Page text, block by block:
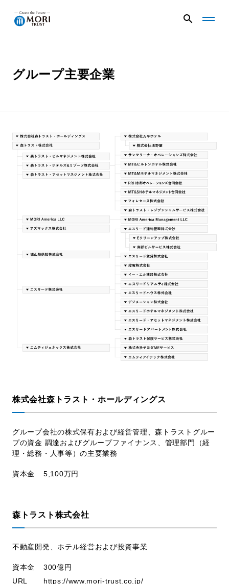
G
v
ニ
ュ
ー
を
G
v
ニ
ュ
ー
を
る
企業情報
ニュース
事業内容
サステナビリティ
お問い合わせ
グループ主要企業
株式会社森トラスト・ホールディングス
グループ会社の株式保有および経営管理、森トラストグルー
プの資金 調達およびグループファイナンス、管理部門（経
理・総務・人事等）の主要業務
資本金 5,100万円
森トラスト株式会社
不動産開発、ホテル経営および投資事業
資本金
300億円
URL
https://www.mori-trust.co.jp/